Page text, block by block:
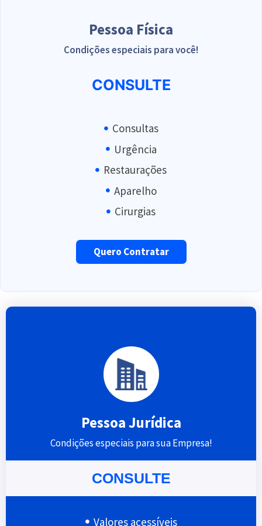
Pessoa Física
Condições especiais para você!
CONSULTE
Consultas
Urgência
Restaurações
Aparelho
Cirurgias
Quero Contratar
Pessoa Jurídica
Condições especiais para sua Empresa!
CONSULTE
Valores acessíveis